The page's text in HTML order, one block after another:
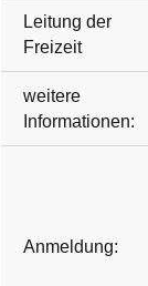
Leitung der
Freizeit
weitere
Informationen:
Anmeldung: